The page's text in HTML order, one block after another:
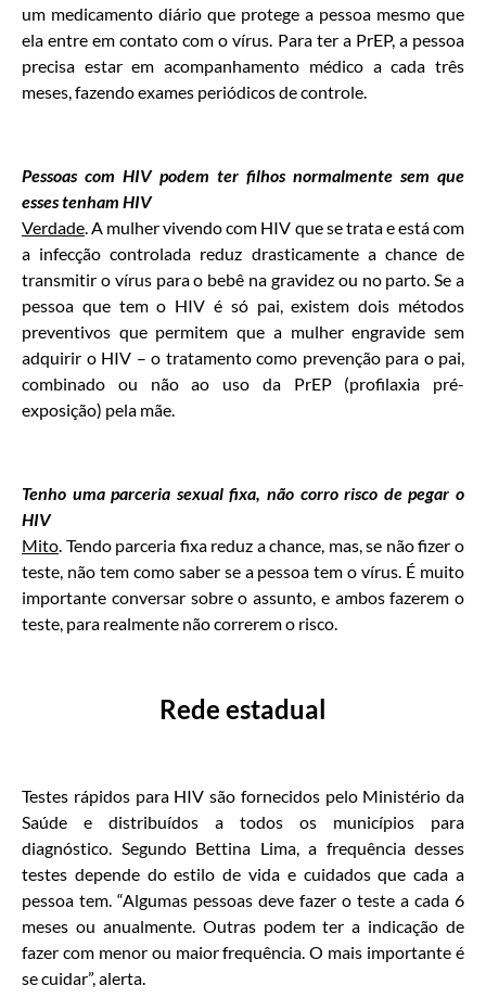
um medicamento diário que protege a pessoa mesmo que
ela entre em contato com o vírus. Para ter a PrEP, a pessoa
precisa estar em acompanhamento médico a cada três
meses, fazendo exames periódicos de controle.
Pessoas com HIV podem ter filhos normalmente sem que
esses tenham HIV
Verdade. A mulher vivendo com HIV que se trata e está com
a infecção controlada reduz drasticamente a chance de
transmitir o vírus para o bebê na gravidez ou no parto. Se a
pessoa que tem o HIV é só pai, existem dois métodos
preventivos que permitem que a mulher engravide sem
adquirir o HIV – o tratamento como prevenção para o pai,
combinado ou não ao uso da PrEP (profilaxia pré-
exposição) pela mãe.
Tenho uma parceria sexual fixa, não corro risco de pegar o
HIV
Mito . Tendo parceria fixa reduz a chance, mas, se não fizer o
teste, não tem como saber se a pessoa tem o vírus. É muito
importante conversar sobre o assunto, e ambos fazerem o
teste, para realmente não correrem o risco.
Rede estadual
Testes rápidos para HIV são fornecidos pelo Ministério da
Saúde e distribuídos a todos os municípios para
diagnóstico. Segundo Bettina Lima, a frequência desses
testes depende do estilo de vida e cuidados que cada a
pessoa tem. “Algumas pessoas deve fazer o teste a cada 6
meses ou anualmente. Outras podem ter a indicação de
fazer com menor ou maior frequência. O mais importante é
se cuidar”, alerta.